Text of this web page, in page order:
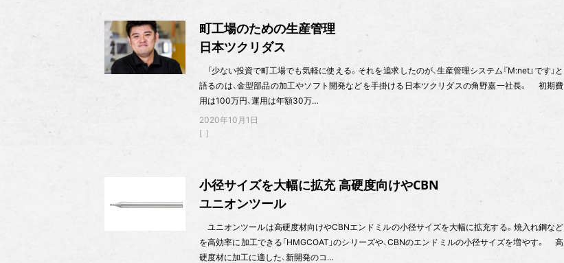
町工場のための生産管理
日本ツクリダス
「少ない投資で町工場でも気軽に使える。それを追求したのが、生産管理システム『M:net』です」と
語るのは、金型部品の加工やソフト開発などを手掛ける日本ツクリダスの角野嘉一社長。 初期費
用は100万円、運用は年額30万…
2020年10月1日
小径サイズを大幅に拡充 高硬度向けやCBN
ユニオンツール
ユニオンツールは高硬度材向けやCBNエンドミルの小径サイズを大幅に拡充する。焼入れ鋼など
を高効率に加工できる「HMGCOAT」のシリーズや、CBNのエンドミルの小径サイズを増やす。 高
硬度材に加工に適した、新開発のコ…